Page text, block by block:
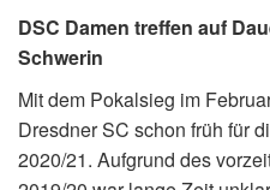
DSC Damen treffen auf
Schwerin
Mit dem Pokalsieg im
Dresdner SC schon früh für
2020/21. Aufgrund des